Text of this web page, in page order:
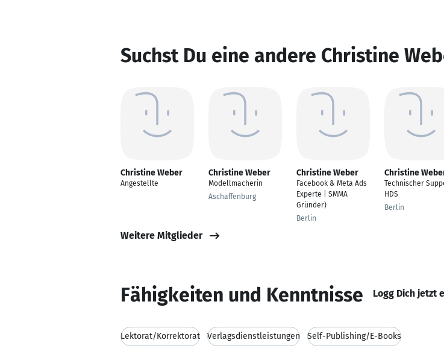
Suchst Du eine andere Christine
Christine Weber
Angestellte
Christine Weber
Modellmacherin
Aschaffenburg
Christine Weber
Facebook & Meta Ads
Experte | SMMA
Gründer)
Berlin
Christine
Technischer
HDS
Berlin
Weitere Mitglieder
Fähigkeiten und Kenntnisse Logg Dich jetzt
Lektorat/Korrektorat Verlagsdienstleistungen Self-Publishing/E-Books